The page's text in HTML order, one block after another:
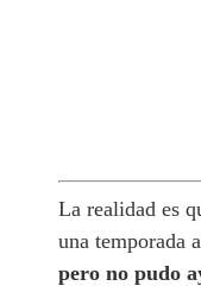
La realidad es
una temporada
pero no pudo